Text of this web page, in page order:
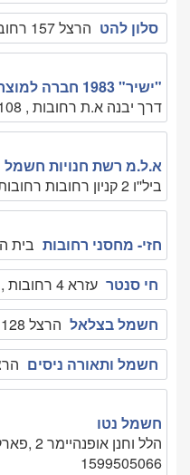
סלון להט הרצל 157 רחובות , 089362531
"ישיר" 1983 חברה למוצרי חשמל בע''מ
דרך יבנה א.ת רחובות , 089362108
א.ל.מ רשת חנויות חשמל
ביל''ו 2 קניון רחובות רחובות , 089493277
חזי- מחסני רחובות בית הפועלים
חי סנטר עזרא 4 רחובות , 089493623
חשמל בצלאל הרצל 128 רחובות , 089458459
חשמל ותאורה ניסים הרצל 164
חשמל נטו
הלל
1599505066